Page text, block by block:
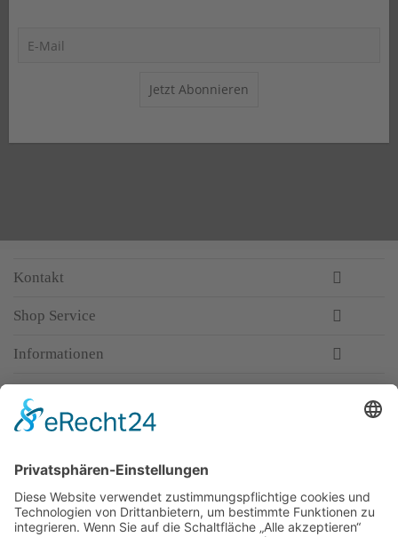
Jetzt Abonnieren
Kontakt
Shop Service
Informationen
Top-Anbieter
Spitzenqualität
Kompetente Beratung